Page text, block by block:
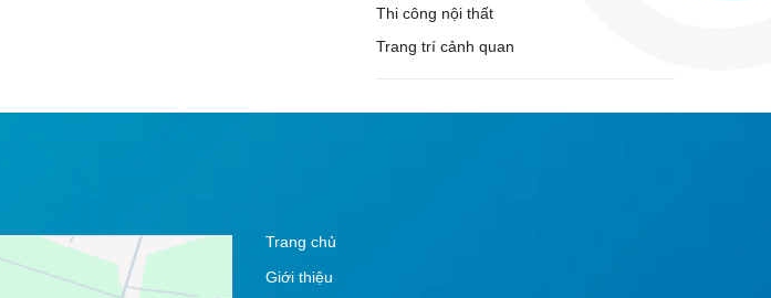
Thi công nội thất
Trang trí cảnh quan
Trang chủ
Giới thiệu